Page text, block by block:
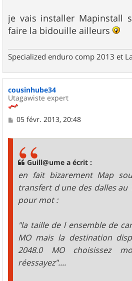
je vais installer Mapinstall
faire la bidouille ailleurs
Specialized enduro comp 2013 et
cousinhube34
Utagawiste expert
M
05 févr. 2013, 20:48
Guill@ume a écrit :
en fait bizarement Map
transfert d une des dalles au
pour mot :
"la taille de l ensemble de
MO mais la destination
2048.0 MO choisissez
réessayez"....